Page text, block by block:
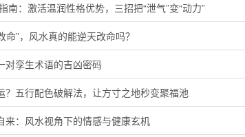
南：激活温润性格优势，三招把“泄气”变“动力”
命”，风水真的能逆天改命吗？
对孪生术语的吉凶密码
？五行配色破解法，让方寸之地秒变聚福池
来：风水视角下的情感与健康玄机